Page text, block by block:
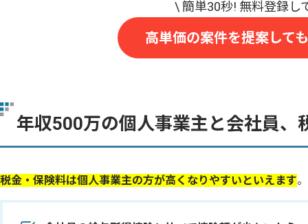
高単価の案件を提案して
年収500万の個人事業主と会社員、
税金・保険料は個人事業主の方が高くなりやすいといえます